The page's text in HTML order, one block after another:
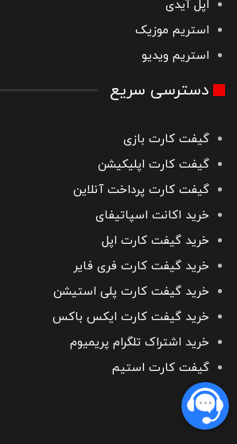
اپل آیدی
استریم موزیک
استریم ویدیو
دسترسی سریع
گیفت کارت بازی
گیفت کارت اپلیکیشن
گیفت کارت پرداخت آنلاین
خرید اکانت اسپاتیفای
خرید گیفت کارت اپل
خرید گیفت کارت فری فایر
خرید گیفت کارت پلی استیشن
خرید گیفت کارت ایکس باکس
خرید اشتراک تلگرام پریمیوم
گیفت کارت استیم